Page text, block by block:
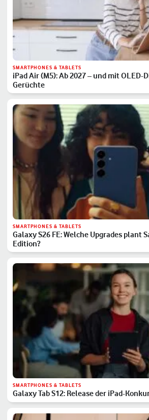
SMARTPHONES & TABLETS
iPad Air (M5): Ab 2027 – und mit OLED-
Gerüchte
SMARTPHONES & TABLETS
Galaxy S26 FE: Welche Upgrades plant
Edition?
SMARTPHONES & TABLETS
Galaxy Tab S12: Release der iPad-